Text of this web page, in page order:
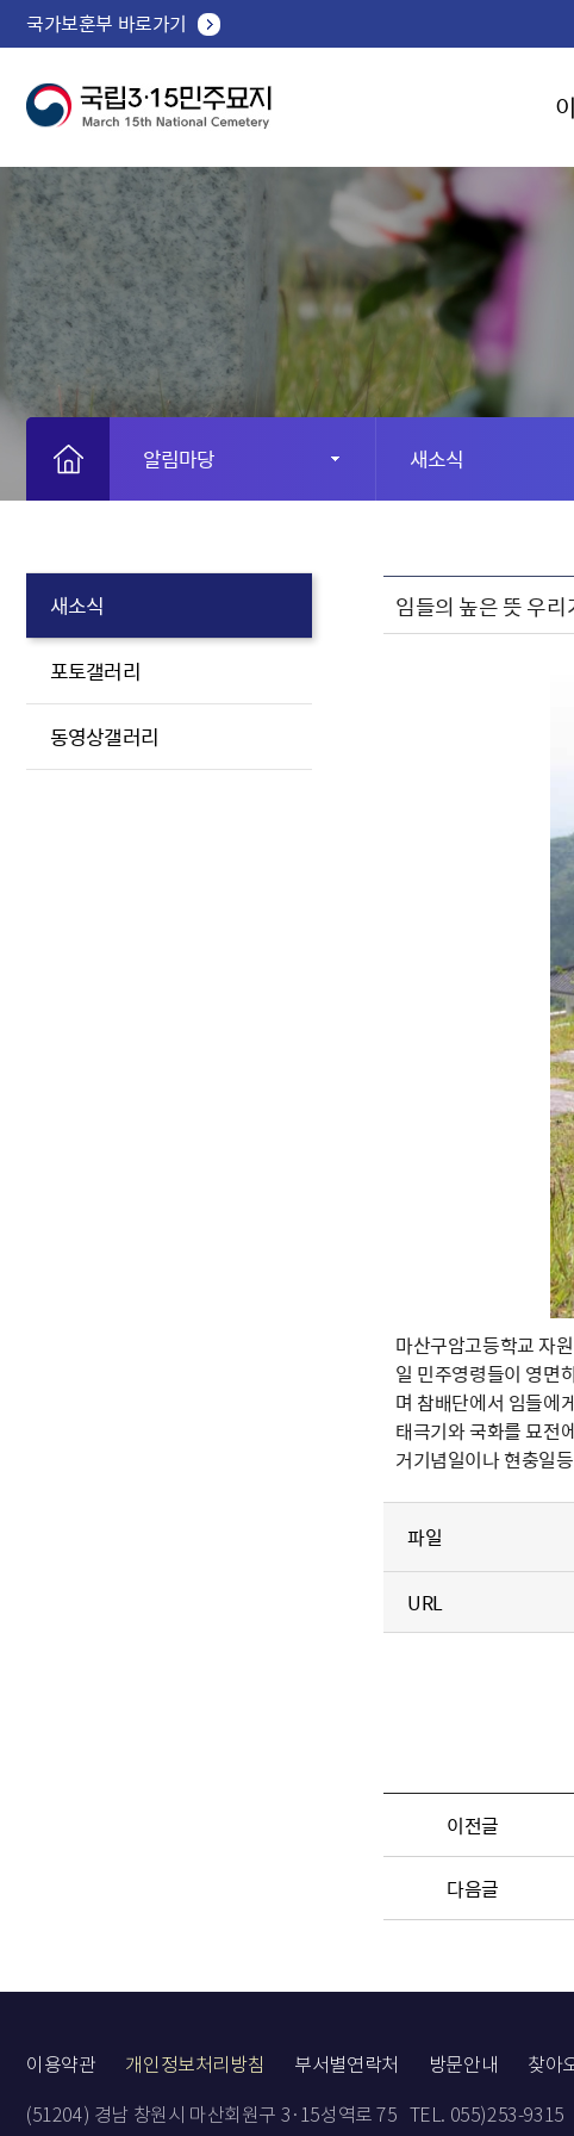
국가보훈부 바로가기
알림마당 새소식
새소식
포토갤러리
동영상갤러리
임들의 높은 뜻 우
마산구암고등학교 자
일 민주영령들이 영면
며 참배단에서 임들에
태극기와 국화를 묘전
거기념일이나 현충일
파일
URL
이전글
다음글
이용약관 개인정보처리방침 부서별연락처 방문안내 찾아
(51204) 경남 창원시 마산회원구 3·15성역로 75 TEL. 055)253-9315